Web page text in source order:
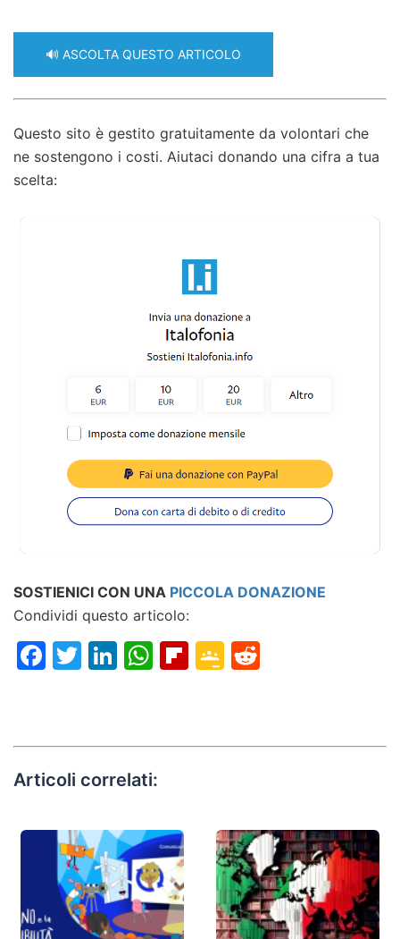
🔊 ASCOLTA QUESTO ARTICOLO
Questo sito è gestito gratuitamente da volontari che
ne sostengono i costi. Aiutaci donando una cifra a tua
scelta:
SOSTIENICI CON UNA PICCOLA DONAZIONE
Condividi questo articolo:
Facebook
Twitter
LinkedIn
WhatsApp
Flipboard
Google
Articoli correlati: